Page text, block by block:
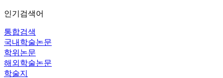
인기검색어
통합검색
국내학술논문
학위논문
해외학술논문
학술지